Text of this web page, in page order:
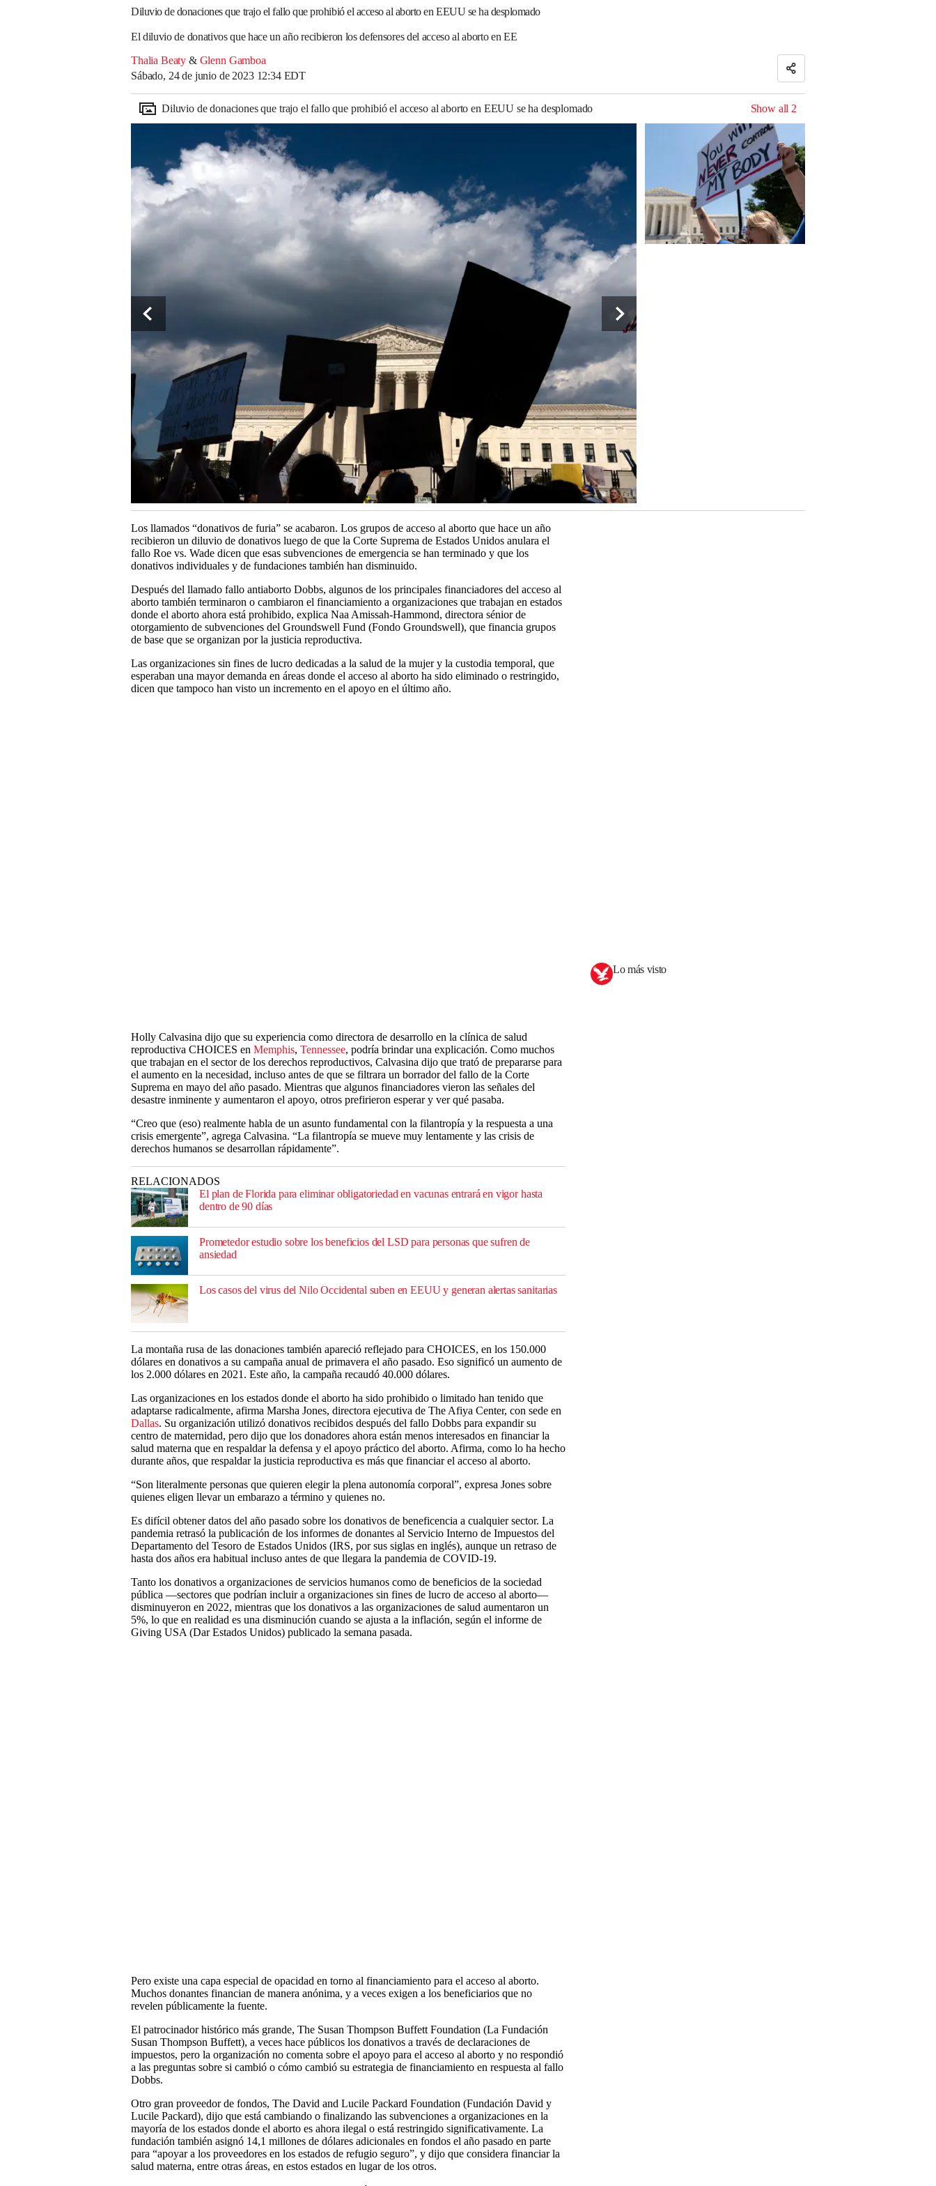
Diluvio de donaciones que trajo el fallo que prohibió el acceso al aborto en EEUU se ha desplomado
El diluvio de donativos que hace un año recibieron los defensores del acceso al aborto en EE
Thalia Beaty & Glenn Gamboa
Sábado, 24 de junio de 2023 12:34 EDT
Diluvio de donaciones que trajo el fallo que prohibió el acceso al aborto en EEUU se ha desplomado Show all 2
Los llamados “donativos de furia” se acabaron. Los grupos de acceso al aborto que hace un año
recibieron un diluvio de donativos luego de que la Corte Suprema de Estados Unidos anulara el
fallo Roe vs. Wade dicen que esas subvenciones de emergencia se han terminado y que los
donativos individuales y de fundaciones también han disminuido.
Después del llamado fallo antiaborto Dobbs, algunos de los principales financiadores del acceso al
aborto también terminaron o cambiaron el financiamiento a organizaciones que trabajan en estados
donde el aborto ahora está prohibido, explica Naa Amissah-Hammond, directora sénior de
otorgamiento de subvenciones del Groundswell Fund (Fondo Groundswell), que financia grupos
de base que se organizan por la justicia reproductiva.
Las organizaciones sin fines de lucro dedicadas a la salud de la mujer y la custodia temporal, que
esperaban una mayor demanda en áreas donde el acceso al aborto ha sido eliminado o restringido,
dicen que tampoco han visto un incremento en el apoyo en el último año.
Holly Calvasina dijo que su experiencia como directora de desarrollo en la clínica de salud
reproductiva CHOICES en Memphis, Tennessee, podría brindar una explicación. Como muchos
que trabajan en el sector de los derechos reproductivos, Calvasina dijo que trató de prepararse para
el aumento en la necesidad, incluso antes de que se filtrara un borrador del fallo de la Corte
Suprema en mayo del año pasado. Mientras que algunos financiadores vieron las señales del
desastre inminente y aumentaron el apoyo, otros prefirieron esperar y ver qué pasaba.
“Creo que (eso) realmente habla de un asunto fundamental con la filantropía y la respuesta a una
crisis emergente”, agrega Calvasina. “La filantropía se mueve muy lentamente y las crisis de
derechos humanos se desarrollan rápidamente”.
RELACIONADOS
El plan de Florida para eliminar obligatoriedad en vacunas entrará en vigor hasta
dentro de 90 días
Prometedor estudio sobre los beneficios del LSD para personas que sufren de
ansiedad
Los casos del virus del Nilo Occidental suben en EEUU y generan alertas sanitarias
La montaña rusa de las donaciones también apareció reflejado para CHOICES, en los 150.000
dólares en donativos a su campaña anual de primavera el año pasado. Eso significó un aumento de
los 2.000 dólares en 2021. Este año, la campaña recaudó 40.000 dólares.
Las organizaciones en los estados donde el aborto ha sido prohibido o limitado han tenido que
adaptarse radicalmente, afirma Marsha Jones, directora ejecutiva de The Afiya Center, con sede en
Dallas. Su organización utilizó donativos recibidos después del fallo Dobbs para expandir su
centro de maternidad, pero dijo que los donadores ahora están menos interesados en financiar la
salud materna que en respaldar la defensa y el apoyo práctico del aborto. Afirma, como lo ha hecho
durante años, que respaldar la justicia reproductiva es más que financiar el acceso al aborto.
“Son literalmente personas que quieren elegir la plena autonomía corporal”, expresa Jones sobre
quienes eligen llevar un embarazo a término y quienes no.
Es difícil obtener datos del año pasado sobre los donativos de beneficencia a cualquier sector. La
pandemia retrasó la publicación de los informes de donantes al Servicio Interno de Impuestos del
Departamento del Tesoro de Estados Unidos (IRS, por sus siglas en inglés), aunque un retraso de
hasta dos años era habitual incluso antes de que llegara la pandemia de COVID-19.
Tanto los donativos a organizaciones de servicios humanos como de beneficios de la sociedad
pública —sectores que podrían incluir a organizaciones sin fines de lucro de acceso al aborto—
disminuyeron en 2022, mientras que los donativos a las organizaciones de salud aumentaron un
5%, lo que en realidad es una disminución cuando se ajusta a la inflación, según el informe de
Giving USA (Dar Estados Unidos) publicado la semana pasada.
Pero existe una capa especial de opacidad en torno al financiamiento para el acceso al aborto.
Muchos donantes financian de manera anónima, y a veces exigen a los beneficiarios que no
revelen públicamente la fuente.
El patrocinador histórico más grande, The Susan Thompson Buffett Foundation (La Fundación
Susan Thompson Buffett), a veces hace públicos los donativos a través de declaraciones de
impuestos, pero la organización no comenta sobre el apoyo para el acceso al aborto y no respondió
a las preguntas sobre si cambió o cómo cambió su estrategia de financiamiento en respuesta al fallo
Dobbs.
Otro gran proveedor de fondos, The David and Lucile Packard Foundation (Fundación David y
Lucile Packard), dijo que está cambiando o finalizando las subvenciones a organizaciones en la
mayoría de los estados donde el aborto es ahora ilegal o está restringido significativamente. La
fundación también asignó 14,1 millones de dólares adicionales en fondos el año pasado en parte
para “apoyar a los proveedores en los estados de refugio seguro”, y dijo que considera financiar la
salud materna, entre otras áreas, en estos estados en lugar de los otros.
Lo más visto